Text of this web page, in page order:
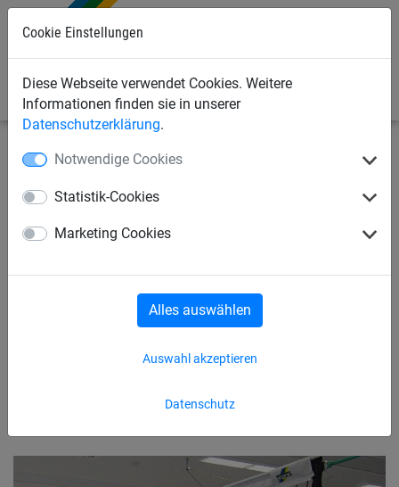
Cookie Einstellungen
Diese Webseite verwendet Cookies. Weitere
Informationen finden sie in unserer
Datenschutzerklärung.
Notwendige Cookies
Statistik-Cookies
Marketing Cookies
Datenschutz
Auswahl akzeptieren
Alles auswählen
Sportnetze Volleyballnetze
Volleyball-Turniernetz, PP 2,3
mm, 6-Punkte-Aufhängung,
MW: 45 mm